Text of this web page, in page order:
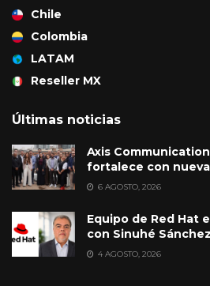
Chile
Colombia
LATAM
Reseller MX
Últimas noticias
Axis
fortalece con
6 AGOSTO, 2026
Equipo de Red Hat
con Sinuhé Sánchez
4 AGOSTO, 2026